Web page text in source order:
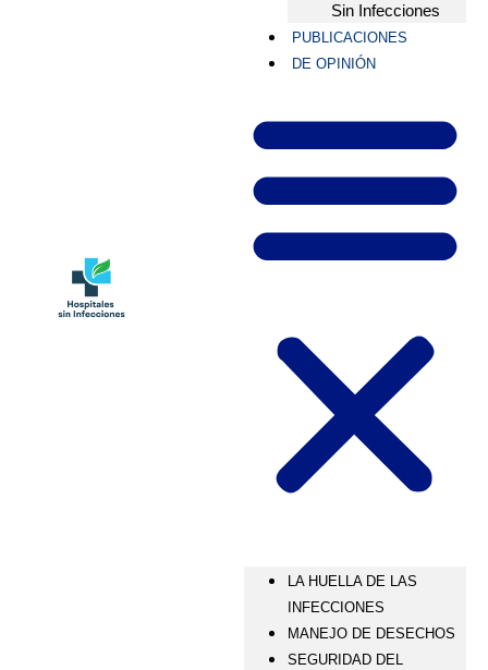
Sin Infecciones
PUBLICACIONES
DE OPINIÓN
LA HUELLA DE LAS
INFECCIONES
MANEJO DE DESECHOS
SEGURIDAD DEL